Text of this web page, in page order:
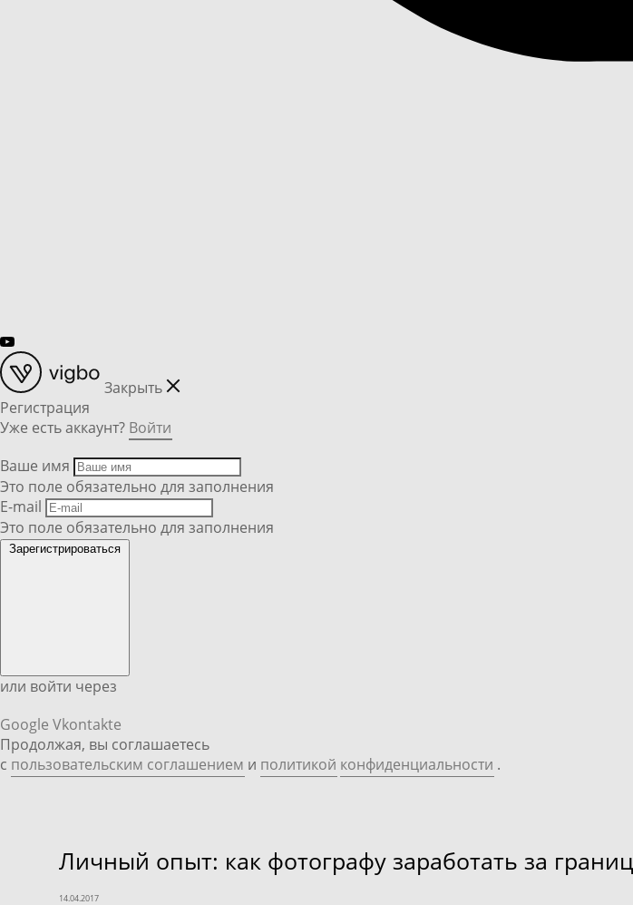
Закрыть
Регистрация
Уже есть аккаунт? Войти
Ваше имя
Это поле обязательно для заполнения
E-mail
Это поле обязательно для заполнения
Зарегистрироваться
или войти через
Google Vkontakte
Продолжая, вы соглашаетесь
с пользовательским соглашением и политикой конфиденциальности .
Личный опыт: как фотографу заработать за
14.04.2017